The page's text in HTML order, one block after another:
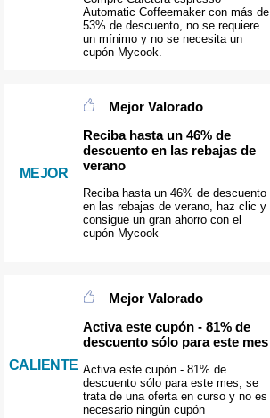
Automatic Coffeemaker con más de
53% de descuento, no se requiere
un mínimo y no se necesita un
cupón Mycook.
MEJOR
Mejor Valorado
Reciba hasta un 46% de
descuento en las rebajas de
verano
Reciba hasta un 46% de descuento
en las rebajas de verano, haz clic y
consigue un gran ahorro con el
cupón Mycook
CALIENTE
Mejor Valorado
Activa este cupón - 81% de
descuento sólo para este mes
Activa este cupón - 81% de
descuento sólo para este mes, se
trata de una oferta en curso y no es
necesario ningún cupón